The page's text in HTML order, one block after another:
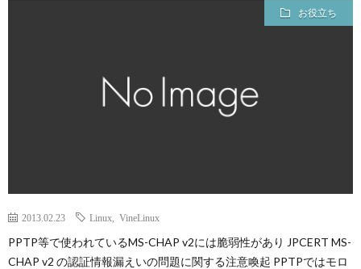
お役立ち
2013.02.23 Linux VineLinux
PPTP等で使われているMS-CHAP v2には脆弱性があり JPCERT MS-
CHAP v2 の認証情報漏えいの問題に関する注意喚起 PPTPではモロ